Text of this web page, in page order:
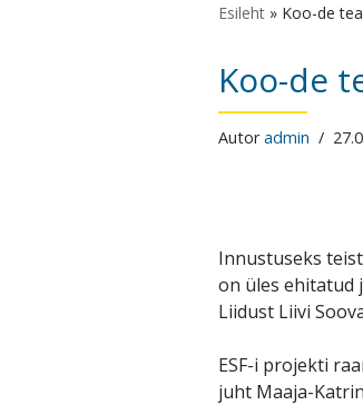
Esileht» Koo-de
Koo-de
Autoradmin
Innustuseks
on üles ehitatud
Liidust Liivi
ESF-i projekti
juht Maaja-